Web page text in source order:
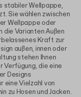
stabiler Wellpappe,
Sie wählen zwischen
Wellpappe oder
die Varianten Außen
Kraft zur
außen, innen oder
stehen Ihnen
die eine
Designs
eine Vielzahl von
zu Hosen und Jacken.